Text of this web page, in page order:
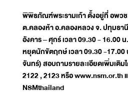
พิพิธภัณฑ์พระรามเก้า ตั้งอยู่ที่ อพว
ต.คลองห้า อ.คลองหลวง จ. ปทุมธา
อังคาร – ศุกร์ เวลา 09.30 - 16.00
หยุดนักขัตฤกษ์ เวลา 09.30 -
จันทร์) สอบถามรายละเอียดเพิ่มเติม
2122 , 2123 หรือ www.nsm.or.th
NSMthailand